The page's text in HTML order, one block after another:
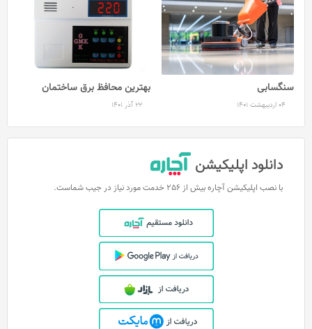
سنگسابی
04 اردیبهشت 1401
بهترین محافظ برق ساختمان
22 آذر 1401
دانلود اپلیکیشن
با نصب اپلیکیشن آچاره بیش از 256 خدمت مورد نیاز در جیب شماست.